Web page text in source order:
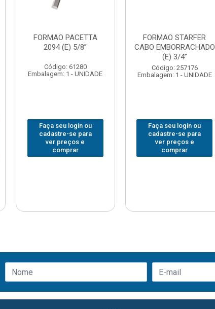
FORMAO PACETTA
2094 (E) 5/8”
Código: 61280
Embalagem: 1 - UNIDADE
Faça seu login ou
cadastre-se para
ver preços e
comprar
FORMAO STARFER
CABO EMBORRACHADO
(E) 3/4”
Código: 257176
Embalagem: 1 - UNIDADE
Faça seu login ou
cadastre-se para
ver preços e
comprar